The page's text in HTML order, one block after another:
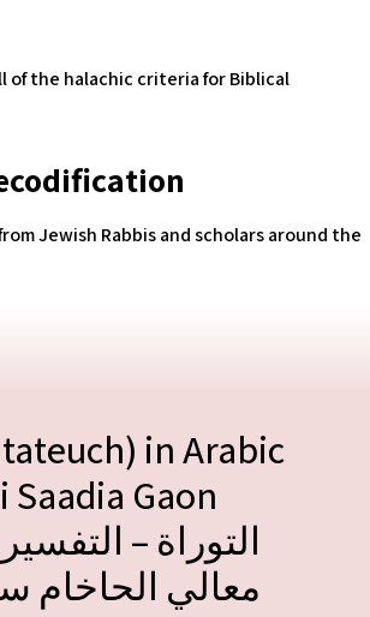
the halachic criteria for Biblical
Jewish Rabbis and scholars around the
in Arabic
Saadia Gaon
معالي الحاخام